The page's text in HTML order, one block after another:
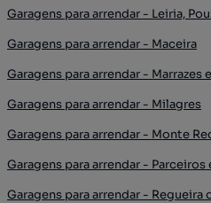
Garagens para arrendar - Leiria,
Garagens para arrendar - Maceira
Garagens para arrendar - Marrazes
Garagens para arrendar - Milagres
Garagens para arrendar - Monte
Garagens para arrendar - Parceiros
Garagens para arrendar - Regueira